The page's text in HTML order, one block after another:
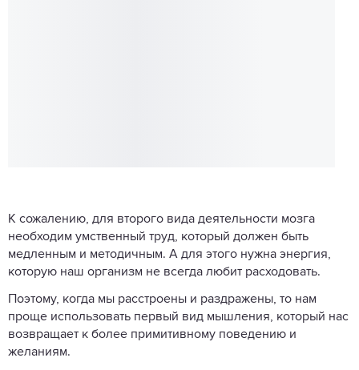
К сожалению, для второго вида деятельности мозга
необходим умственный труд, который должен быть
медленным и методичным. А для этого нужна энергия,
которую наш организм не всегда любит расходовать.
Поэтому, когда мы расстроены и раздражены, то нам
проще использовать первый вид мышления, который нас
возвращает к более примитивному поведению и
желаниям.